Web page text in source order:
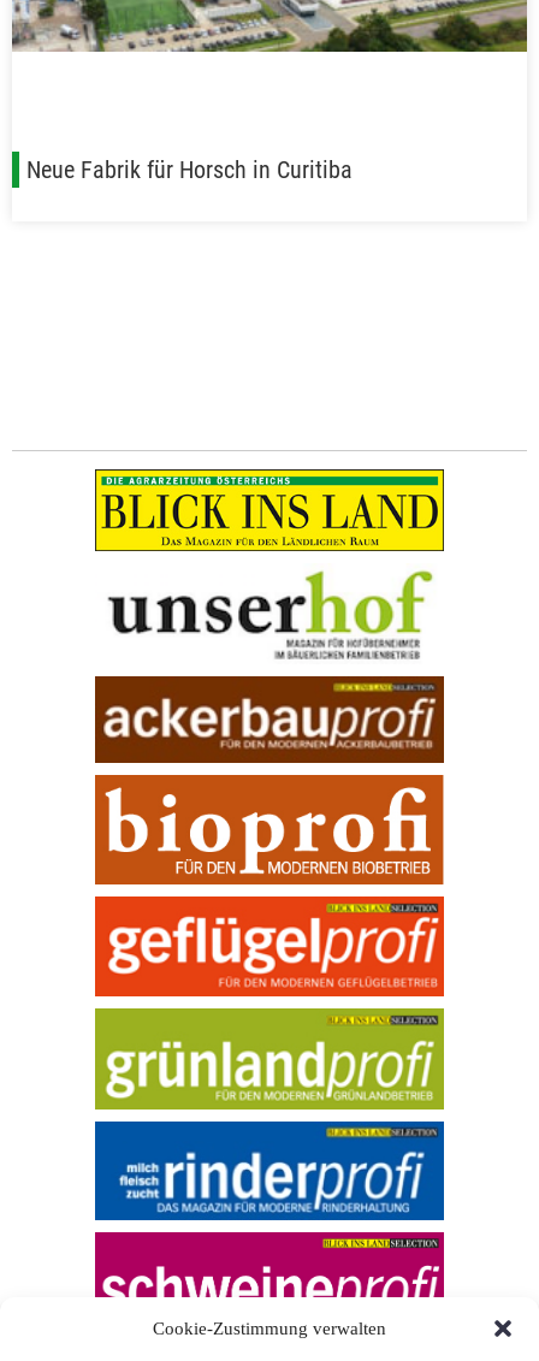
Cookie-Zustimmung verwalten
Neue Fabrik für Horsch in Curitiba